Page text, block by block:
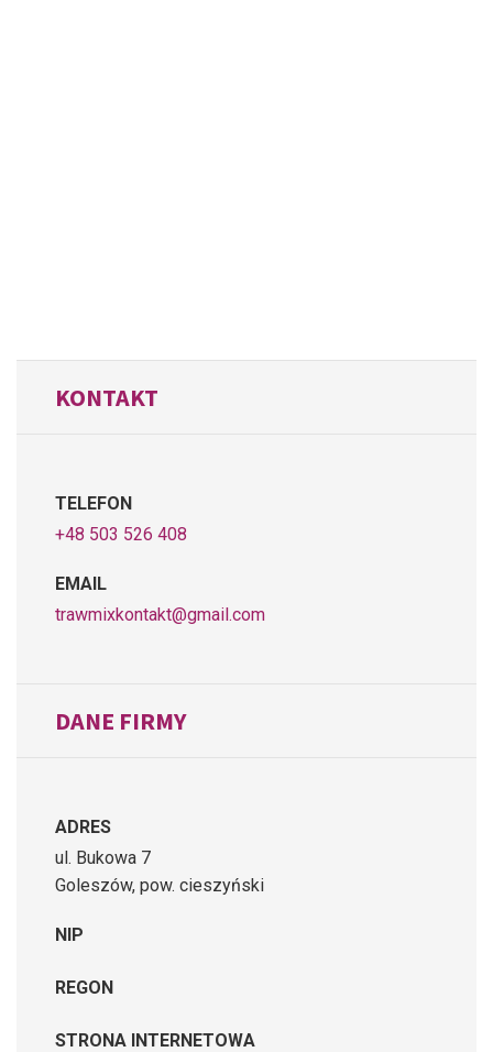
KONTAKT
TELEFON
+48 503 526 408
EMAIL
trawmixkontakt@gmail.com
DANE FIRMY
ADRES
ul. Bukowa 7
Goleszów, pow. cieszyński
NIP
REGON
STRONA INTERNETOWA